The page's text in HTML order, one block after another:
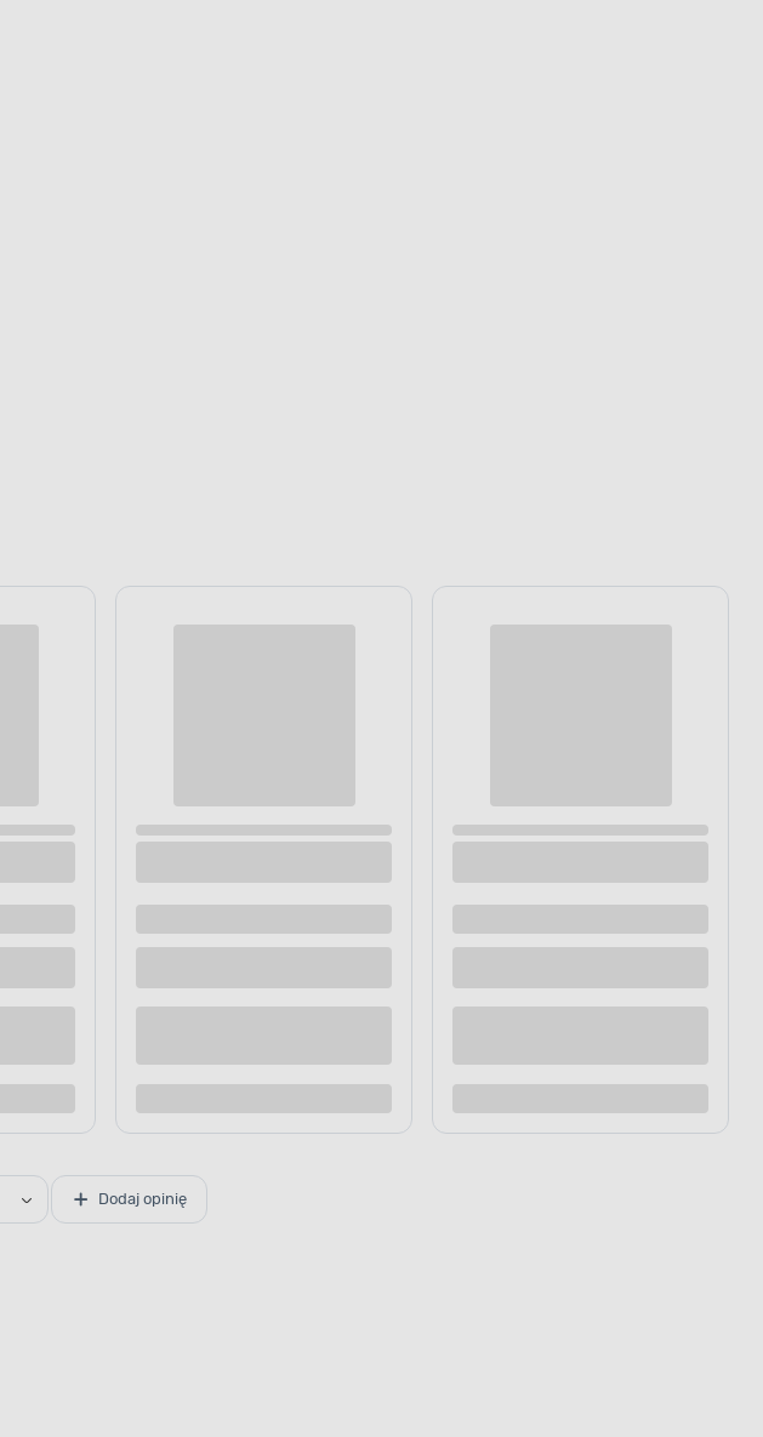
100% NATURALNY
o prawidłowe funkcjonowanie jego organizmu.
Dodaj opinię